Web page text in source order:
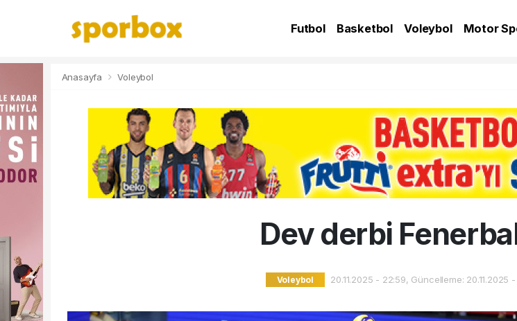
Futbol Basketbol Voleybol Motor
Anasayfa Voleybol
Dev derbi
Voleybol 20.11.2025 - 22:59, Güncelleme: 20.11.2025